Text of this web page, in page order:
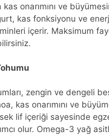
onarımını ve
kas fonksiyonu ve
içerir. Maksimum
zengin ve dengeli
kas onarımını ve
lif içeriği sayesinde
olur. Omega-3 yağ